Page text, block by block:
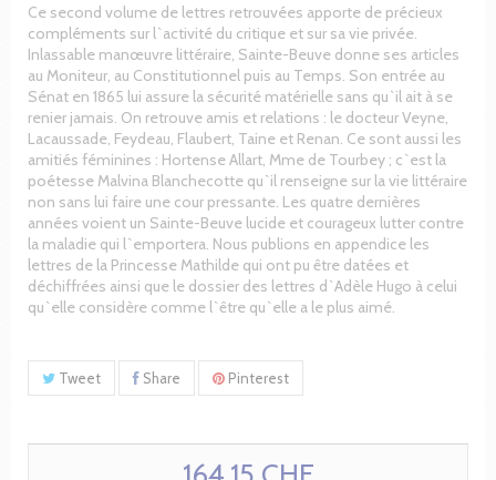
Ce second volume de lettres retrouvées apporte de précieux
compléments sur l`activité du critique et sur sa vie privée.
Inlassable manœuvre littéraire, Sainte-Beuve donne ses articles
au Moniteur, au Constitutionnel puis au Temps. Son entrée au
Sénat en 1865 lui assure la sécurité matérielle sans qu`il ait à se
renier jamais. On retrouve amis et relations : le docteur Veyne,
Lacaussade, Feydeau, Flaubert, Taine et Renan. Ce sont aussi les
amitiés féminines : Hortense Allart, Mme de Tourbey ; c`est la
poétesse Malvina Blanchecotte qu`il renseigne sur la vie littéraire
non sans lui faire une cour pressante. Les quatre dernières
années voient un Sainte-Beuve lucide et courageux lutter contre
la maladie qui l`emportera. Nous publions en appendice les
lettres de la Princesse Mathilde qui ont pu être datées et
déchiffrées ainsi que le dossier des lettres d`Adèle Hugo à celui
qu`elle considère comme l`être qu`elle a le plus aimé.
Tweet Share Pinterest